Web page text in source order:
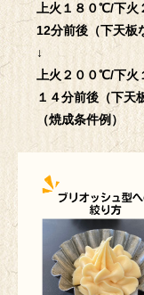
上火１８０℃/下
12分前後（下天板
↓
上火２００℃/下
１４分前後（下天
（焼成条件例）